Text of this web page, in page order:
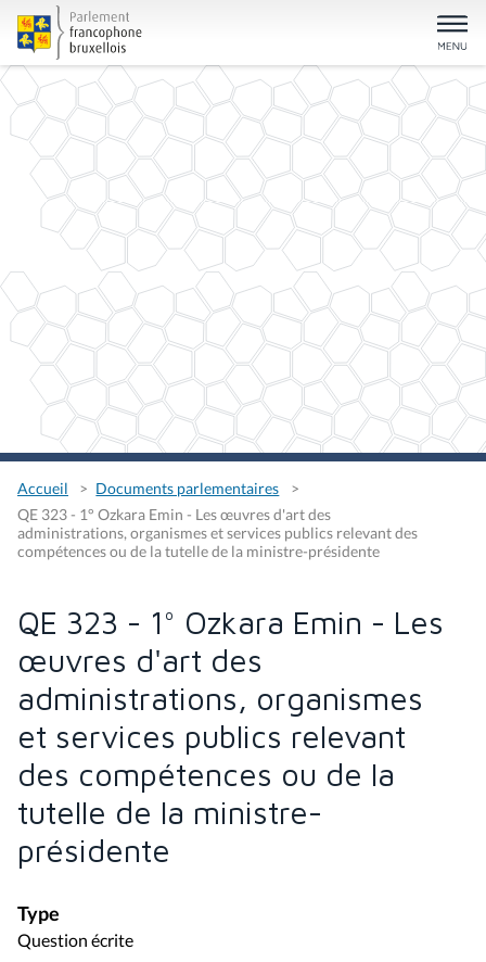
Accueil
Documents parlementaires
QE 323 - 1° Ozkara Emin - Les œuvres d'art des
administrations, organismes et services publics relevant des
compétences ou de la tutelle de la ministre-présidente
QE 323 - 1° Ozkara Emin - Les
œuvres d'art des
administrations, organismes
et services publics relevant
des compétences ou de la
tutelle de la ministre-
présidente
Type
Question écrite